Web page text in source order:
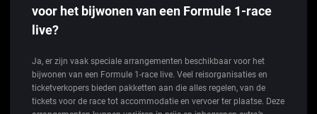
voor het bijwonen van een Formule 1-race
live?
Ja, er zijn vaak speciale arrangementen beschikbaar voor het
bijwonen van een Formule 1-race live. Veel reisorganisaties en
ticketverkopers bieden pakketten aan die alles regelen, van de
tickets voor de race tot accommodatie en vervoer ter plaatse. Deze